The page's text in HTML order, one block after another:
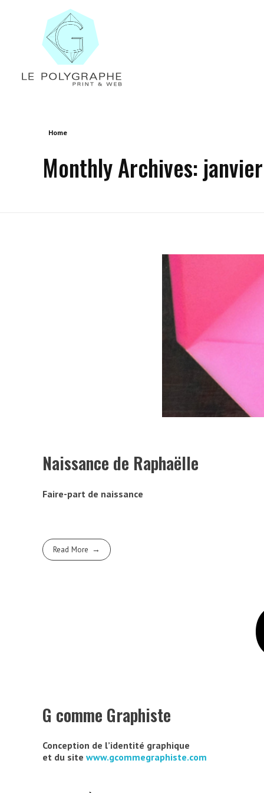
Home
Monthly Archives:
Naissance de Raphaëlle
Faire-part de naissance
Read More
G comme Graphiste
Conception de l’identité graphique
et du site www.gcommegraphiste.com